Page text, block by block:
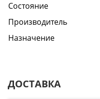
Состояние
Производитель
Назначение
ДОСТАВКА